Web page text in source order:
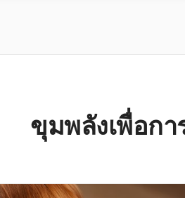
ขุมพลังเพื่อก